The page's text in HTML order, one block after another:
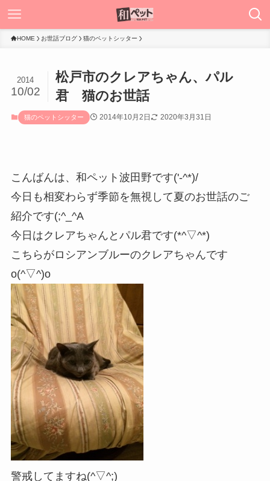
HOME お世話ブログ 猫のペットシッター
松戸市のクレアちゃん、パル
君 猫のお世話
2014
10/02
猫のペットシッター 2014年10月2日 2020年3月31日
こんばんは、和ペット波田野です('-^*)/
今日も相変わらず季節を無視して夏のお世話のご
紹介です(;^_^A
今日はクレアちゃんとパル君です(*^▽^*)
こちらがロシアンブルーのクレアちゃんです
o(^▽^)o
警戒してますね(^▽^;)